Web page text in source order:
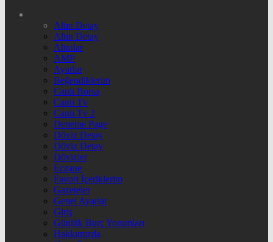
Altın Detay
Altın Detay
Altınlar
AMP
Ayarlar
Beğendiklerim
Canlı Borsa
Canlı Tv
Canlı Tv 2
Deneme Page
Döviz Detay
Döviz Detay
Dövizler
Eczane
Favori İçeriklerim
Gazeteler
Genel Ayarlar
Giriş
Günlük Burç Yorumları
Hakkımızda